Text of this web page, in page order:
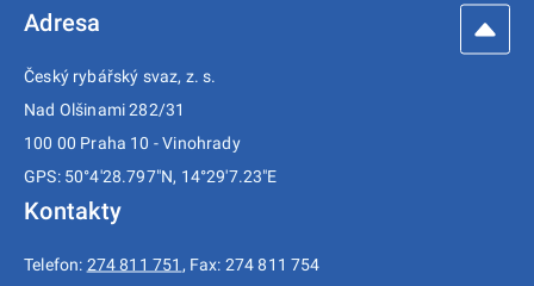
Adresa
Český rybářský svaz, z. s.
Nad Olšinami 282/31
100 00 Praha 10 - Vinohrady
GPS: 50°4'28.797"N, 14°29'7.23"E
Kontakty
Telefon: 274 811 751
, Fax: 274 811 754